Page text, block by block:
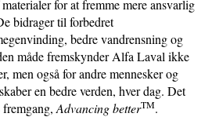
for at fremme mere ansvarlig
bidrager til forbedret
bedre vandrensning og
måde fremskynder Alfa Laval ikke
men også for andre mennesker og
en bedre verden, hver dag. Det
fremgang,Advancing betterTM.